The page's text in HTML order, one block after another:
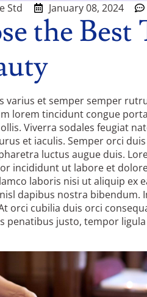
Std January 08, 2024
the
varius et semper semper
lorem tincidunt congue
Viverra sodales feugiat
et iaculis. Semper orci
luctus augue duis.
incididunt ut labore et
laboris nisi ut aliquip ex
dapibus nostra
orci cubilia duis orci
penatibus justo, tempor